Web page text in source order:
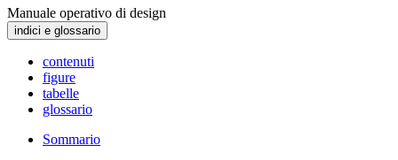
Manuale operativo di design
indici e glossario
contenuti
figure
tabelle
glossario
Sommario